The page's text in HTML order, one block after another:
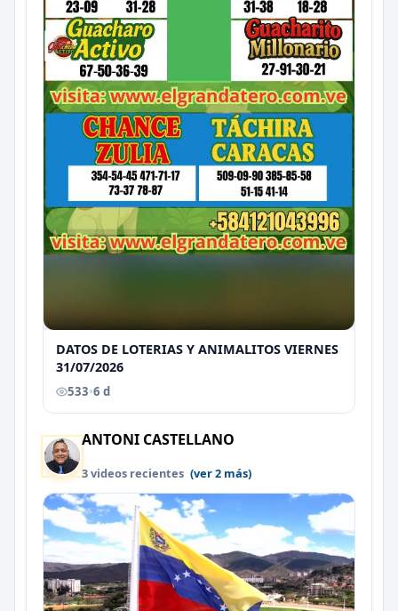
DATOS DE LOTERIAS Y ANIMALITOS VIERNES
31/07/2026
533•6 d
ANTONI CASTELLANO
3 videos recientes (ver 2 más)